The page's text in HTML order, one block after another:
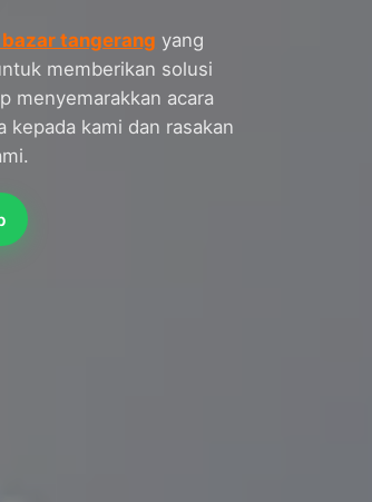
tangerang yang
memberikan solusi
menyemarakkan acara
kepada kami dan rasakan